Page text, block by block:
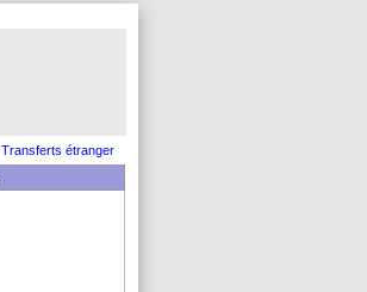
Transferts étranger